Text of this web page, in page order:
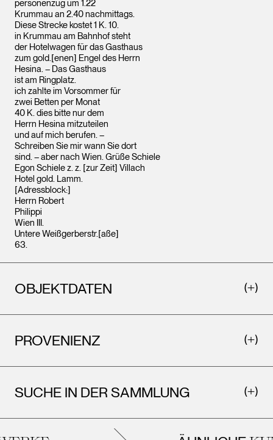
personenzug um 1.22
Krummau an 2.40 nachmittags.
Diese Strecke kostet 1 K. 10.
in Krummau am Bahnhof steht
der Hotelwagen für das Gasthaus
zum gold.[enen] Engel des Herrn
Hesina. – Das Gasthaus
ist am Ringplatz.
ich zahlte im Vorsommer für
zwei Betten per Monat
40 K. dies bitte nur dem
Herrn Hesina mitzuteilen
und auf mich berufen. –
Schreiben Sie mir wann Sie dort
sind. – aber nach Wien. Grüße Schiele
Egon Schiele z. z. [zur Zeit] Villach
Hotel gold. Lamm.
[Adressblock:]
Herrn Robert
Philippi
Wien III.
Untere Weißgerberstr.[aße]
63.
OBJEKTDATEN
PROVENIENZ
SUCHE IN DER SAMMLUNG